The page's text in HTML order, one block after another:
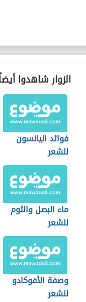
الزوار شاهدوا
فوائد اليانسون
للشعر
ماء البصل والثوم
للشعر
وصفة الأفوكادو
للشعر